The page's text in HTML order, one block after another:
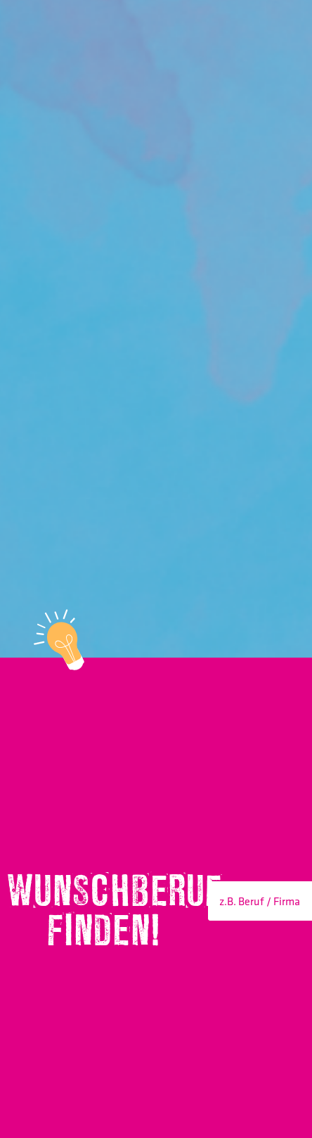
WUNSCHBERUF
FINDEN!